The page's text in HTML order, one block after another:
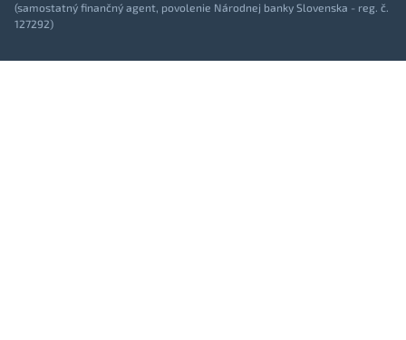
(samostatný finančný agent, povolenie Národnej banky Slovenska - reg. č.
127292)